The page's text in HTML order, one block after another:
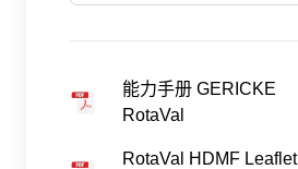
能力手册 GERICKE
RotaVal
RotaVal HDMF Leaflet